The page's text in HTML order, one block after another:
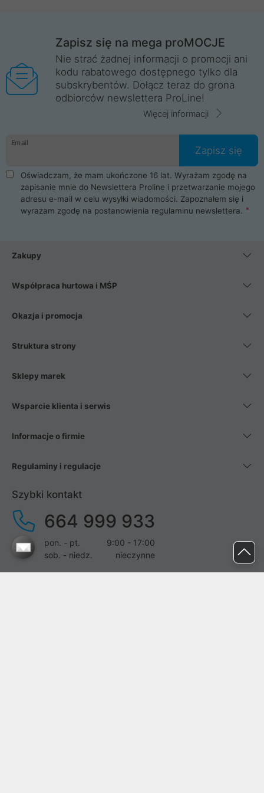
Zapisz się na mega proMOCJE
Nie strać żadnej informacji o promocji ani
kodu rabatowego dostępnego tylko dla
subskrybentów. Dołącz teraz do grona
odbiorców newslettera ProLine!
Więcej informacji
Email
Zapisz się
Oświadczam, że mam ukończone 16 lat. Wyrażam zgodę na
zapisanie mnie do Newslettera Proline i przetwarzanie mojego
adresu e-mail w celu wysyłki wiadomości. Zapoznałem się i
wyrażam zgodę na postanowienia regulaminu newslettera.
Zakupy
Współpraca hurtowa i MŚP
Okazja i promocja
Struktura strony
Sklepy marek
Wsparcie klienta i serwis
Informacje o firmie
Regulaminy i regulacje
Szybki kontakt
664 999 933
pon. - pt.
9:00 - 17:00
sob. - niedz.
nieczynne